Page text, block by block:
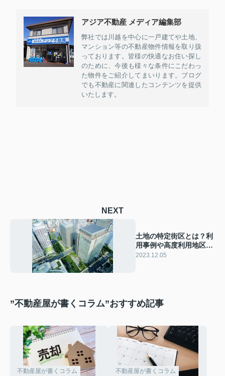
アジア不動産 メディア編集部
弊社では川越を中心に一戸建てや土地、
マンション等の不動産物件情報を取り扱
っております。皆様の快適なお住い探し
のために、今後も様々な条件にこだわっ
た物件をご紹介してまいります。ブログ
でも不動産に関連したコンテンツを提供
いたします。
NEXT
土地の特定街区とは？利
用事例や高度利用地区と
の違いも解説！
2023.12.05
”不動産屋が書くコラム”おすすめ記事
不動産屋が書くコラム 不動産屋が書くコラム